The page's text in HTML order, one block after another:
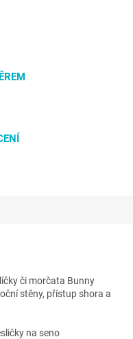
či morčata Bunny
stěny, přístup shora a
na seno